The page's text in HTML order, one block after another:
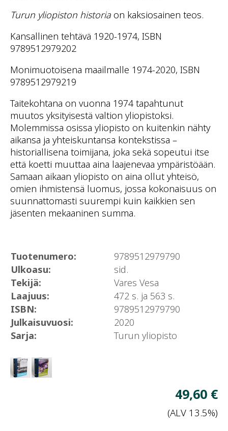
Turun yliopiston historia on kaksiosainen teos.
Kansallinen tehtävä 1920-1974, ISBN
9789512979202
Monimuotoisena maailmalle 1974-2020, ISBN
9789512979219
Taitekohtana on vuonna 1974 tapahtunut
muutos yksityisestä valtion yliopistoksi.
Molemmissa osissa yliopisto on kuitenkin nähty
aikansa ja yhteiskuntansa kontekstissa –
historiallisena toimijana, joka sekä sopeutui itse
että koetti muuttaa aina laajenevaa ympäristöään.
Samaan aikaan yliopisto on aina ollut yhteisö,
omien ihmistensä luomus, jossa kokonaisuus on
suunnattomasti suurempi kuin kaikkien sen
jäsenten mekaaninen summa.
Tuotenumero:
9789512979790
Ulkoasu:
sid.
Tekijä:
Vares Vesa
Laajuus:
472 s. ja 563 s.
ISBN:
9789512979790
Julkaisuvuosi:
2020
Sarja:
Turun yliopisto
Näytä
tuotekuva
Näytä
tuotekuva
49,60 €
(ALV 13.5%)